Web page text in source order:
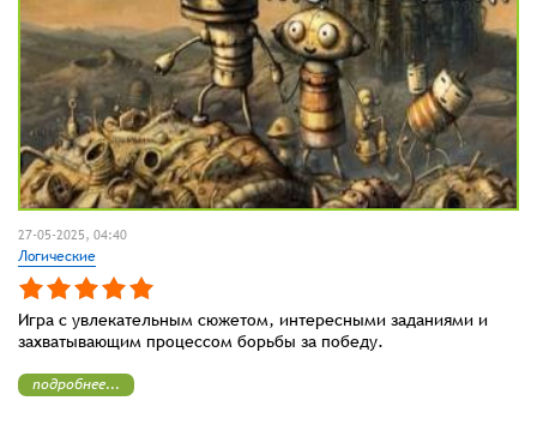
27-05-2025, 04:40
Логические
Игра с увлекательным сюжетом, интересными заданиями и
захватывающим процессом борьбы за победу.
подробнее...